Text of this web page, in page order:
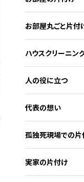
お部屋丸ごと片付
ハウスクリーニン
人の役に立つ
代表の想い
孤独死現場での片
実家の片付け